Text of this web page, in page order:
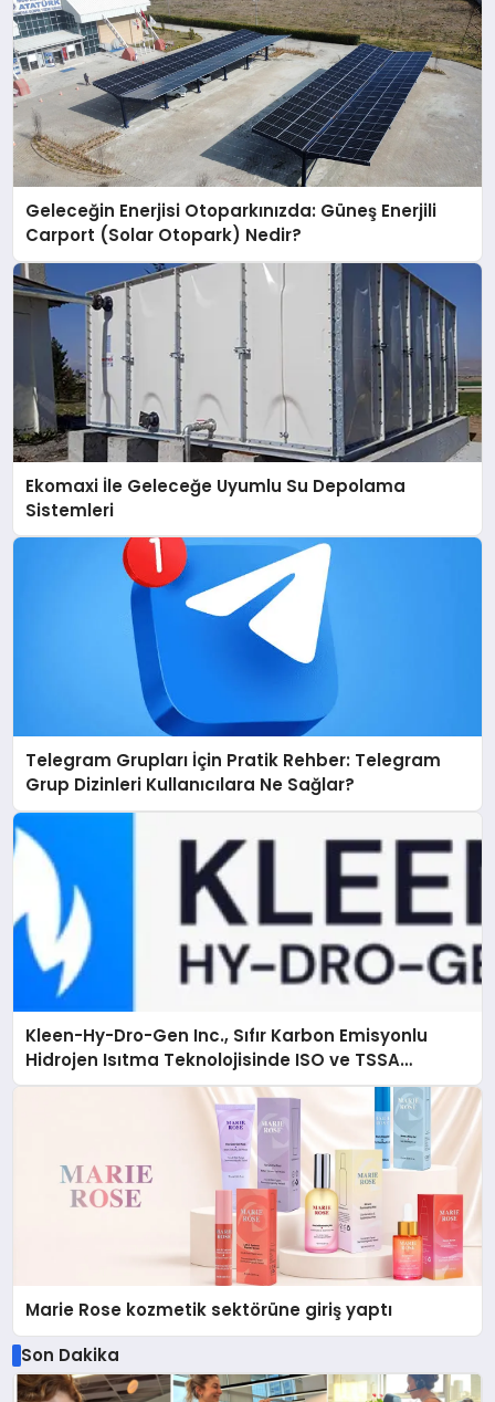
Geleceğin Enerjisi Otoparkınızda: Güneş Enerjili
Carport (Solar Otopark) Nedir?
Ekomaxi İle Geleceğe Uyumlu Su Depolama
Sistemleri
Telegram Grupları İçin Pratik Rehber: Telegram
Grup Dizinleri Kullanıcılara Ne Sağlar?
Kleen-Hy-Dro-Gen Inc., Sıfır Karbon Emisyonlu
Hidrojen Isıtma Teknolojisinde ISO ve TSSA
Düzenleyici Onaylarını Aldı
Marie Rose kozmetik sektörüne giriş yaptı
Son Dakika